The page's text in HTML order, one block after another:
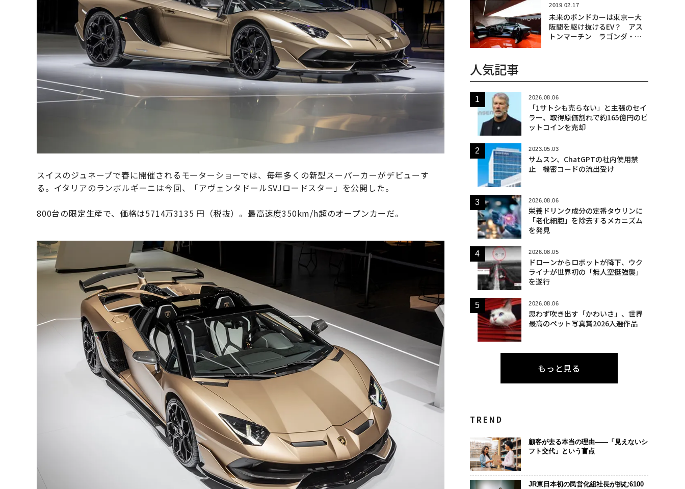
スイスのジュネーブで春に開催されるモーターショーでは、毎年多くの新型スーパーカーがデビューす
る。イタリアのランボルギーニは今回、「アヴェンタドールSVJロードスター」を公開した。
800台の限定生産で、価格は5714万3135 円（税抜）。最高速度350km/h超のオープンカーだ。
2019.02.17
未来のボンドカーは東京ー大
阪間を駆け抜けるEV？ アス
トンマーチン ラゴンダ・ビ
人気記事
2026.08.06
「1サトシも売らない」と主張のセイ
ラー、取得原価割れで約165億円のビ
ットコインを売却
2023.05.03
サムスン、ChatGPTの社内使用禁
止 機密コードの流出受け
2026.08.06
栄養ドリンク成分の定番タウリンに
「老化細胞」を除去するメカニズム
を発見
2026.08.05
ドローンからロボットが降下、ウク
ライナが世界初の「無人空挺強襲」
を遂行
2026.08.06
思わず吹き出す「かわいさ」、世界
最高のペット写真賞2026入選作品
もっと見る
TREND
顧客が去る本当の理由——「見えないシ
フト交代」という盲点
JR東日本初の民営化組社長が挑む6100